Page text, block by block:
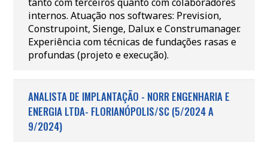
internos. Atuação nos softwares: Prevision,
Construpoint, Sienge, Dalux e Construmanager.
Experiência com técnicas de fundações rasas e
profundas (projeto e execução).
ANALISTA DE IMPLANTAÇÃO - NORR ENGENHARIA E
ENERGIA LTDA- FLORIANÓPOLIS/SC (5/2024 A
9/2024)